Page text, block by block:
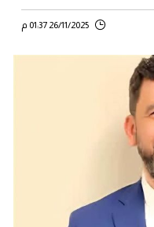
26/11/2025 01:37 م